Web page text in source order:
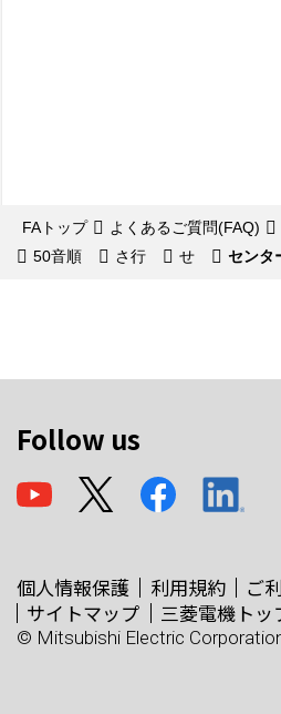
FAトップ よくあるご質問(FAQ)
50音順
さ行 せ センタ
Follow us
個人情報保護 利用規約
ご
サイトマップ
三菱電機トッ
© Mitsubishi Electric